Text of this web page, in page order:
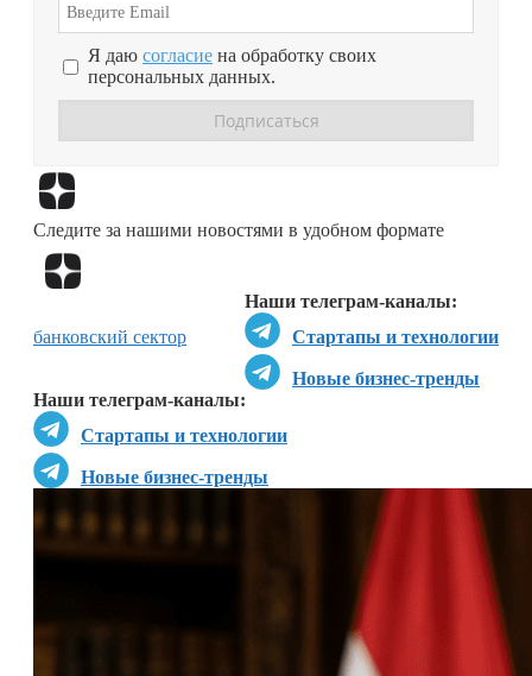
Я даю согласие на обработку своих
персональных данных.
Следите за нашими новостями в удобном формате
Наши телеграм-каналы:
Стартапы и технологии
Новые бизнес-тренды
Наши телеграм-каналы:
Стартапы и технологии
Новые бизнес-тренды
банковский сектор